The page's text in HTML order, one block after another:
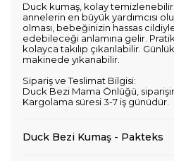
Duck kumaş, kolay
annelerin en büyük yardımcısı
olması, bebeğinizin hassas
edebileceği anlamına gelir. Pratik
kolayca takılıp çıkarılabilir.
makinede yıkanabilir.
Sipariş ve Teslimat Bilgisi:
Duck Bezi Mama Önlüğü,
Kargolama süresi 3-7 iş günüdür.
Duck Bezi Kumaş - Pakteks